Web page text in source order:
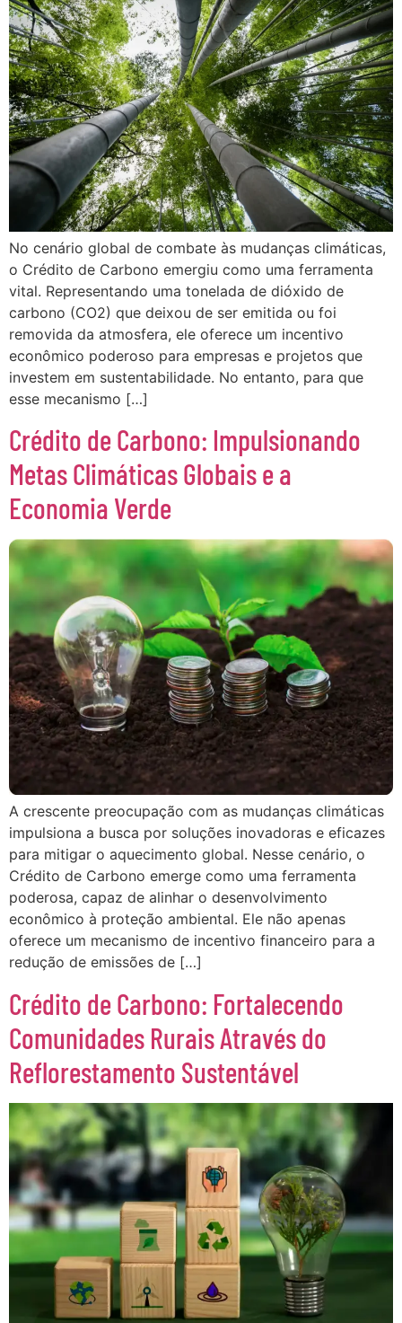
No cenário global de combate às mudanças climáticas,
o Crédito de Carbono emergiu como uma ferramenta
vital. Representando uma tonelada de dióxido de
carbono (CO2) que deixou de ser emitida ou foi
removida da atmosfera, ele oferece um incentivo
econômico poderoso para empresas e projetos que
investem em sustentabilidade. No entanto, para que
esse mecanismo […]
Crédito de Carbono: Impulsionando
Metas Climáticas Globais e a
Economia Verde
A crescente preocupação com as mudanças climáticas
impulsiona a busca por soluções inovadoras e eficazes
para mitigar o aquecimento global. Nesse cenário, o
Crédito de Carbono emerge como uma ferramenta
poderosa, capaz de alinhar o desenvolvimento
econômico à proteção ambiental. Ele não apenas
oferece um mecanismo de incentivo financeiro para a
redução de emissões de […]
Crédito de Carbono: Fortalecendo
Comunidades Rurais Através do
Reflorestamento Sustentável